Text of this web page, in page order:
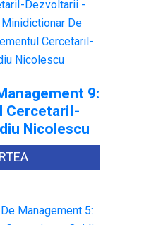
9:
CercetariI-
Nicolescu